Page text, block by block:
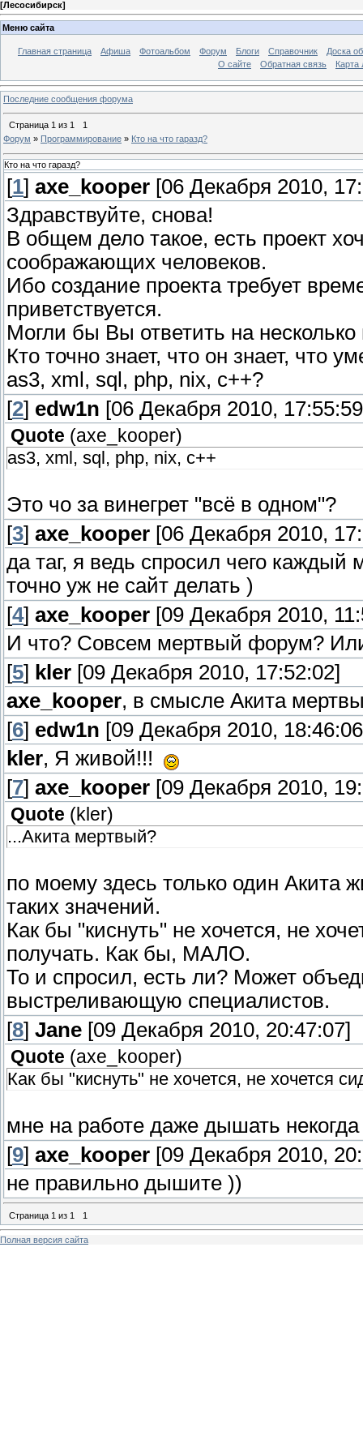
[Лесосибирск]
Меню сайта
Главная страница Афиша Фотоальбом Форум Блоги Справочник
Доска
О сайте
Обратная связь Карта
Последние сообщения форума
Страница 1 из 1
1
Форум » Программирование » Кто на что гаразд?
Кто на что гаразд?
[1] axe_kooper [06 Декабря 2010,
Здравствуйте, снова!
В общем дело такое, есть проект
соображающих человеков.
Ибо создание проекта требует
приветствуется.
Могли бы Вы ответить на
Кто точно знает, что он знает, что
as3, xml, sql, php, nix, c++?
[2] edw1n [06 Декабря 2010,
Quote (axe_kooper)
as3, xml, sql, php, nix, c++
Это чо за винегрет "всё в одном"?
[3] axe_kooper [06 Декабря 2010,
да таг, я ведь спросил чего каждый
точно уж не сайт делать )
[4] axe_kooper [09 Декабря 2010,
И что? Совсем мертвый форум?
[5] kler [09 Декабря 2010, 17:52:02]
axe_kooper, в смысле Акита
[6] edw1n [09 Декабря 2010,
kler, Я живой!!!
[7] axe_kooper [09 Декабря 2010,
Quote (kler)
...Акита мертвый?
по моему здесь только один Акита
таких значений.
Как бы "киснуть" не хочется, не
получать. Как бы, МАЛО.
То и спросил, есть ли? Может
выстреливающую специалистов.
[8] Jane [09 Декабря 2010, 20:47:07]
Quote (axe_kooper)
Как бы "киснуть" не хочется, не хочется
мне на работе даже дышать
[9] axe_kooper [09 Декабря 2010,
не правильно дышите ))
Страница 1 из 1 1
Полная версия сайта